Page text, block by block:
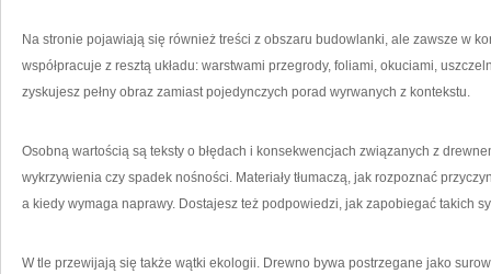
Na stronie pojawiają się również treści z obszaru budowlanki, ale zawsze w
współpracuje z resztą układu: warstwami przegrody, foliami, okuciami,
zyskujesz pełny obraz zamiast pojedynczych porad wyrwanych z kontekstu.
Osobną wartością są teksty o błędach i konsekwencjach związanych z
wykrzywienia czy spadek nośności. Materiały tłumaczą, jak rozpoznać
a kiedy wymaga naprawy. Dostajesz też podpowiedzi, jak zapobiegać takich
W tle przewijają się także wątki ekologii. Drewno bywa postrzegane jako